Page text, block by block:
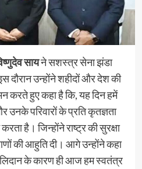
सायने सशस्त्र सेना झंडा
दौरान उन्होंने शहीदों और देश की
करते हुए कहा है कि, यह दिन हमें
परिवारों के प्रति कृतज्ञता
है। जिन्होंने राष्ट्र की सुरक्षा
की आहुति दी। आगे उन्होंने कहा
के कारण ही आज हम स्वतंत्र